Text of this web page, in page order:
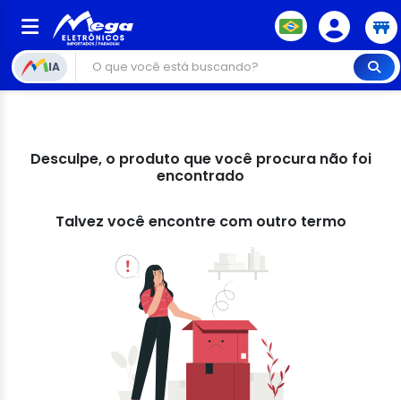
IA
Desculpe, o produto que você procura não foi
encontrado
Talvez você encontre com outro termo